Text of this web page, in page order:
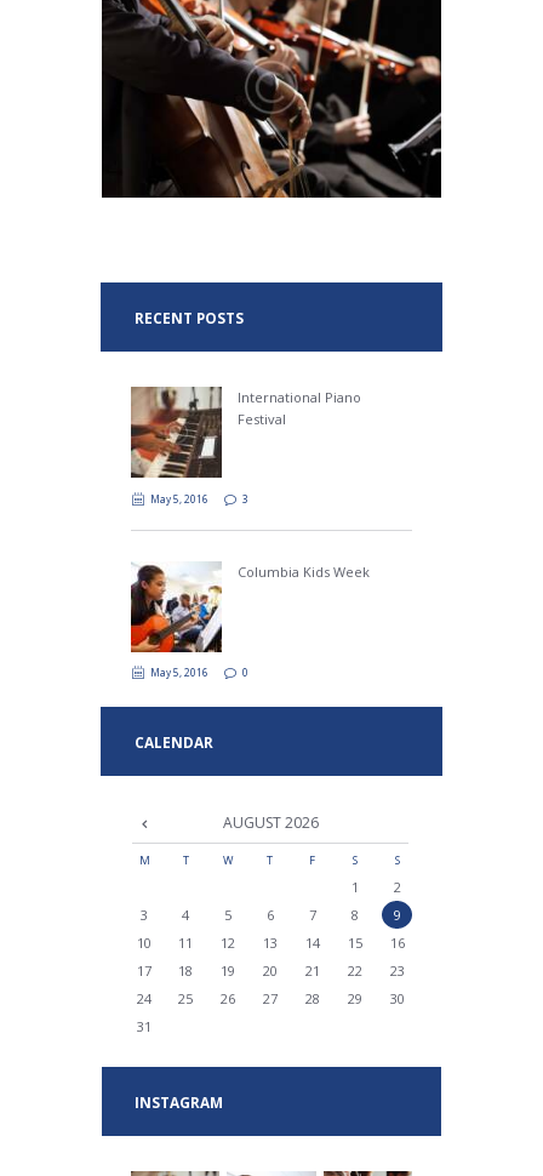
5 Secrets to Mastering music college
audition
909
0 comments
0
Lorem ipsum dolor sit amet, ei choro tincidunt
est, id ocurreret elaboraret ius. Sit ut erat partem
philosophia, vix et sonet ridens civibus. Summo
iriure an quo, cu eum delenit volumus recusabo.
RECENT POSTS
International Piano
Festival
May 5, 2016 3
Columbia Kids Week
May 5, 2016 0
CALENDAR
AUGUST2026
M T W T F S S
1
2
3
4 5 6 7 8
9
10
11 12 13 14 15
16
17
18 19 20 21 22
23
24
25 26 27 28 29
30
31
INSTAGRAM